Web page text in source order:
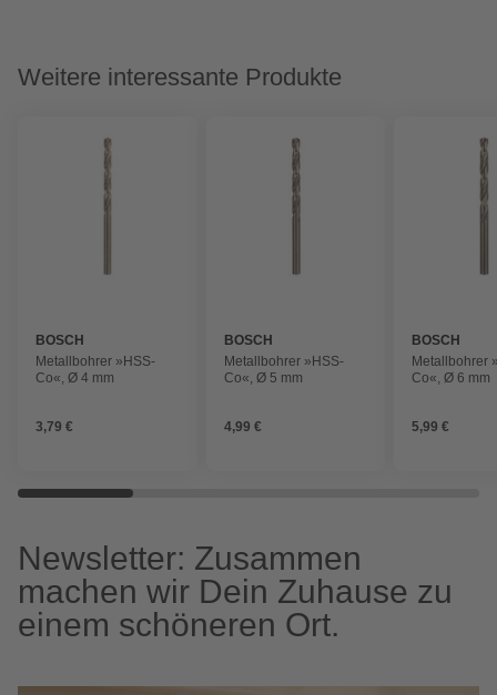
Weitere interessante Produkte
BOSCH
Metallbohrer »HSS-
Co«, Ø 4 mm
3,79 €
BOSCH
Metallbohrer »HSS-
Co«, Ø 5 mm
4,99 €
BOSCH
Metallbohrer
Co«, Ø 6 mm
5,99 €
Newsletter: Zusammen
machen wir Dein Zuhause zu
einem schöneren Ort.